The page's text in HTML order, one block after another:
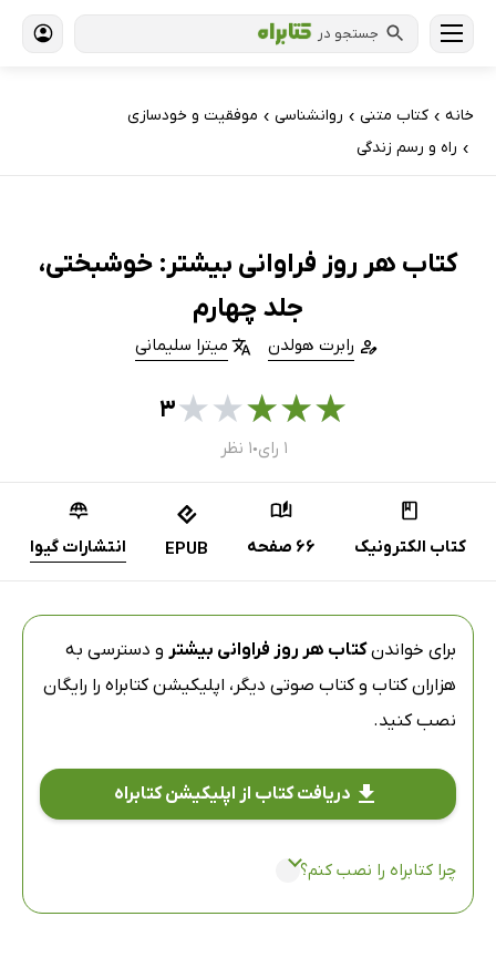
جستجو در
خانه › کتاب‌ متنی › روانشناسی › موفقیت و خودسازی
› راه و رسم زندگی
کتاب هر روز فراوانی بیشتر: خوشبختی،
جلد چهارم
رابرت هولدن میترا سلیمانی
★
★
★
★
★۳
۱ رای ● ۱ نظر
کتاب الکترونیک 66 صفحه EPUB انتشارات گیوا
برای خواندنکتاب هر روز فراوانی بیشتر و دسترسی به
هزاران کتاب و کتاب صوتی دیگر، اپلیکیشن کتابراه را رایگان
نصب کنید.
دریافت کتاب از اپلیکیشن کتابراه
چرا کتابراه را نصب کنم؟